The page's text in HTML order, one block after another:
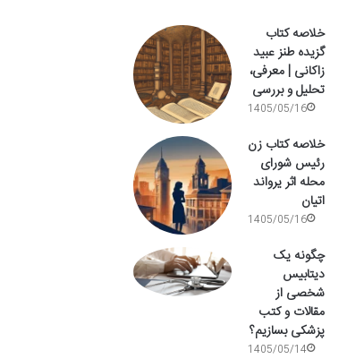
خلاصه کتاب
گزیده طنز عبید
زاکانی | معرفی،
تحلیل و بررسی
1405/05/16
خلاصه کتاب زن
رئیس شورای
محله اثر یرواند
اتیان
1405/05/16
چگونه یک
دیتابیس
شخصی از
مقالات و کتب
پزشکی بسازیم؟
1405/05/14